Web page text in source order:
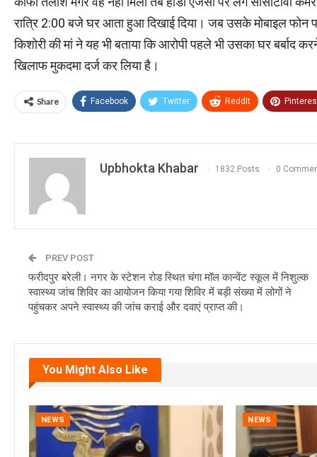
रात्रि 2:00 बजे घर आता हुआ दिखाई दिया। जब उसके मोबाइल फोन
किशोरी की मां ने यह भी बताया कि आरोपी पहले भी उसका घर बर्बाद
खिलाफ मुकदमा दर्ज कर लिया है।
Share Facebook Twitter ReddIt
Upbhokta Khabar 1832 Posts 0
PREV POST
फरीदपुर बरेली। नगर के स्टेशन रोड स्थित चंगा मॉल कान्वेंट स्कूल में निशुल्क
स्वास्थ्य जांच शिविर का आयोजन किया गया शिविर में बड़ी संख्या में लोगों ने
पहुंचकर अपने स्वास्थ्य की जांच कराई और दवाएं प्राप्त की।
You Might Also Like
NEWS NEWS